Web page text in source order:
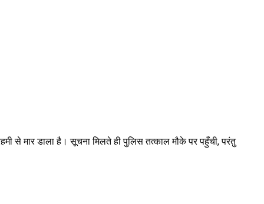
से मार डाला है। सूचना मिलते ही पुलिस तत्काल मौके पर पहुँची, परंतु